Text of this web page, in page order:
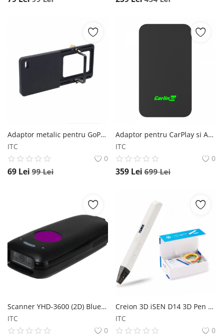
Adaptor metalic pentru GoPro Hero 7,6,5,4,3+ la Gimbal Funsnap si iSEN Capture 2s iSEN
ITC
0
69 Lei 99Lei
Adaptor pentru CarPlay si Android auto CarlinKit 5.0 - 2air Negru, WiFi 5G, Bluetooth, Conectare automata CarlinKit
ITC
0
359 Lei 699Lei
Scanner YHD-3600 (2D) Bluetooth Cod de Bare Star
ITC
0
Creion 3D iSEN D14 3D Pen Alb, Display OLED, PLA ABS, 3 filamente iSEN
ITC
0